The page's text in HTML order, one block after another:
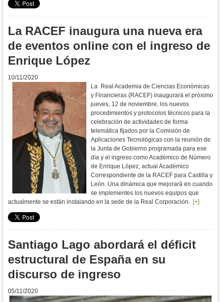
La RACEF inaugura una nueva era
de eventos online con el ingreso de
Enrique López
10/11/2020
La Real Academia de Ciencias Económicas
y Financieras (RACEF) inaugurará el próximo
jueves, 12 de noviembre, los nuevos
procedimientos y protocolos técnicos para la
celebración de actividades de forma
telemática fijados por la Comisión de
Aplicaciones Tecnológicas con la reunión de
la Junta de Gobierno programada para ese
día y el ingreso como Académico de Número
de Enrique López, actual Académico
Correspondiente de la RACEF para Castilla y
León. Una dinámica que mejorará en cuando
se implementes los nuevos equipos que
actualmente se están instalando en la sede de la Real Corporación. [+]
Santiago Lago abordará el déficit
estructural de España en su
discurso de ingreso
05/11/2020